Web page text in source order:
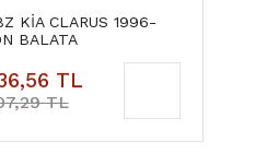
KİA CLARUS 1996-
BALATA
TL
TL